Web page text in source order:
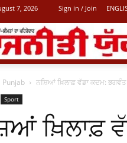
7, 2026 Sign in / Join
Punjab ਨਸ਼ਿਆਂ ਖ਼ਿਲਾਫ਼ ਵੱਡਾ ਕਦਮ: ਭਗਵੰਤ
Sport
ਖ਼ਿਲਾਫ਼